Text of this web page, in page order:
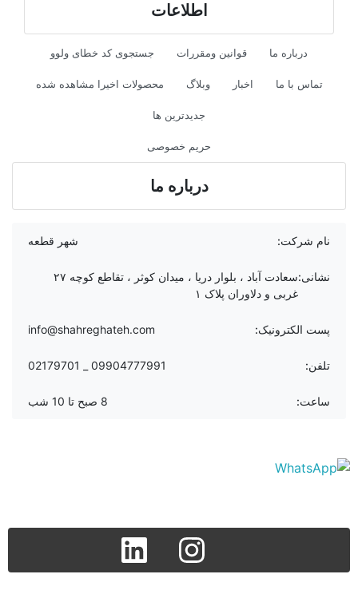
اطلاعات
درباره ما قوانین ومقررات جستجوی کد خطای ولوو
تماس با ما اخبار وبلاگ محصولات اخیرا مشاهده شده
جدیدترین ها
حریم خصوصی
درباره ما
نام شرکت: شهر قطعه
نشانی:
سعادت آباد ، بلوار دریا ، میدان کوثر ، تقاطع کوچه ۲۷
غربی و دلاوران پلاک ۱
پست الکترونیک: info@shahreghateh.com
تلفن: 09904777991 _ 02179701
ساعت: 8 صبح تا 10 شب
instagram
linkedin